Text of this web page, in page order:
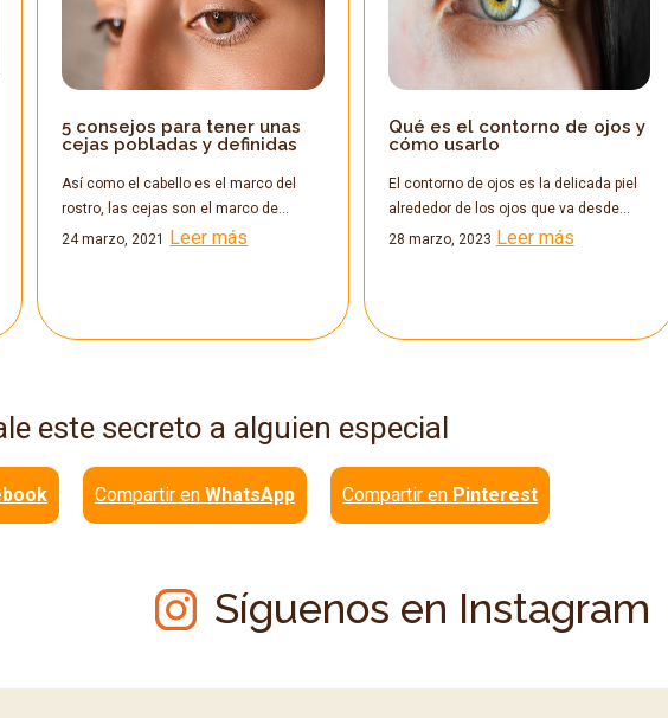
5 consejos para tener unas
cejas pobladas y definidas
Así como el cabello es el marco del
rostro, las cejas son el marco de…
24 marzo, 2021
Leer más
Qué es el contorno de ojos y
cómo usarlo
El contorno de ojos es la delicada piel
alrededor de los ojos que va desde…
28 marzo, 2023 Leer más
este secreto a alguien especial
Compartir enWhatsApp Compartir en Pinterest
Síguenos en Instagram